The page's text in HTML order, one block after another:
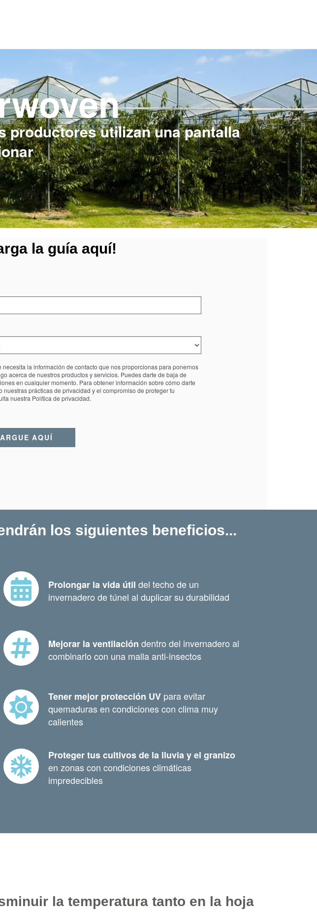
productores utilizan una pantalla
la guía aquí!
necesita la información de contacto que nos proporcionas para ponernos
acerca de nuestros productos y servicios. Puedes darte de baja de
en cualquier momento. Para obtener información sobre cómo darte
nuestras prácticas de privacidad y el compromiso de proteger tu
nuestra Política de privacidad.
los siguientes beneficios...
Prolongar la vida útildel techo de un
invernadero de túnel al duplicar su durabilidad
Mejorar la ventilación dentro del invernadero al
combinarlo con una malla anti-insectos
Tener mejor protección UV para evitar
quemaduras en condiciones con clima muy
calientes
Proteger tus cultivos de la lluvia y el granizo
en zonas con condiciones climáticas
impredecibles
la temperatura tanto en la hoja